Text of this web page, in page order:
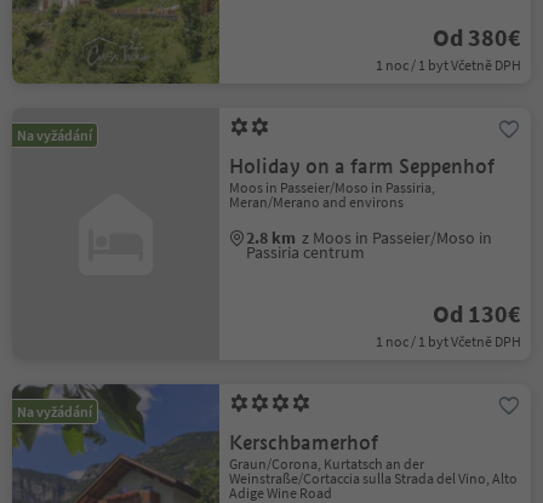
Od 380€
1 noc / 1 byt Včetně DPH
Na vyžádání
Holiday on a farm Seppenhof
Moos in Passeier/Moso in Passiria,
Meran/Merano and environs
2.8 km z Moos in Passeier/Moso in
Passiria centrum
Od 130€
1 noc / 1 byt Včetně DPH
Na vyžádání
Kerschbamerhof
Graun/Corona, Kurtatsch an der
Weinstraße/Cortaccia sulla Strada del Vino, Alto
Adige Wine Road